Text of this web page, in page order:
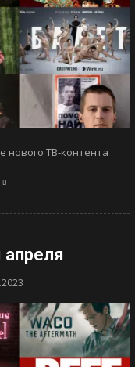
нового ТВ-контента